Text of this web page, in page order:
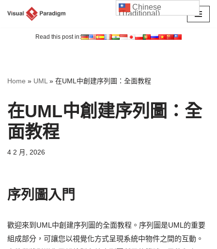
Read this post in:
Home » UML» 在UML中創建序列圖：全面教程
在UML中創建序列圖：全
面教程
4 2 月, 2026
序列圖入門
歡迎來到UML中創建序列圖的全面教程。序列圖是UML的重要
組成部分，可讓您以視覺化方式呈現系統中物件之間的互動。
Chinese
(Traditional)